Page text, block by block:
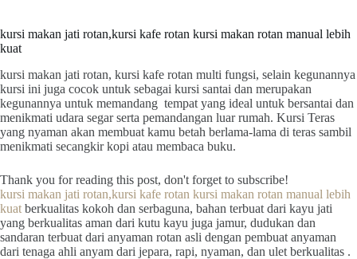
kursi makan jati rotan,kursi kafe rotan kursi makan rotan manual lebih
kuat
kursi makan jati rotan, kursi kafe rotan multi fungsi, selain kegunannya
kursi ini juga cocok untuk sebagai kursi santai dan merupakan
kegunannya untuk memandang tempat yang ideal untuk bersantai dan
menikmati udara segar serta pemandangan luar rumah. Kursi Teras
yang nyaman akan membuat kamu betah berlama-lama di teras sambil
menikmati secangkir kopi atau membaca buku.
Thank you for reading this post, don't forget to subscribe!
kursi makan jati rotan,kursi kafe rotan kursi makan rotan manual lebih
kuat berkualitas kokoh dan serbaguna, bahan terbuat dari kayu jati
yang berkualitas aman dari kutu kayu juga jamur, dudukan dan
sandaran terbuat dari anyaman rotan asli dengan pembuat anyaman
dari tenaga ahli anyam dari jepara, rapi, nyaman, dan ulet berkualitas .